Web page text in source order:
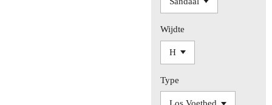
Wijdte
Type